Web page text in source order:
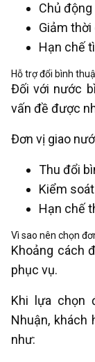
Chủ
Giảm thời
Hạn chế
Hỗ trợ đổi bình
Đối với nước
vấn đề được
Đơn vị giao
Thu đổi
Kiểm
Hạn chế
Vì sao nên chọn
Khoảng cách
phục vụ.
Khi lựa chọn
Nhuận, khách
như: